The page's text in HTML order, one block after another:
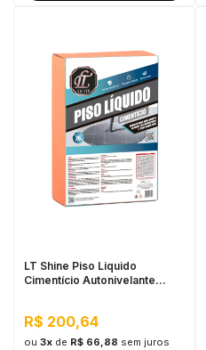
LT Shine Piso Liquido
Cimentício Autonivelante
R$ 200,64
ou 3xde R$ 66,88 sem juros